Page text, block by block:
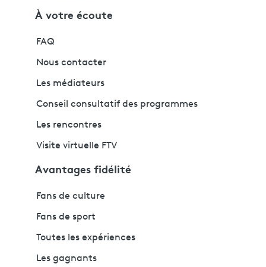
À votre écoute
FAQ
Nous contacter
Les médiateurs
Conseil consultatif des programmes
Les rencontres
Visite virtuelle FTV
Avantages fidélité
Fans de culture
Fans de sport
Toutes les expériences
Les gagnants